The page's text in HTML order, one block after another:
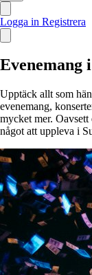
Logga in Registrera
Evenemang
Upptäck allt som
evenemang,
mycket mer.
något att uppleva i